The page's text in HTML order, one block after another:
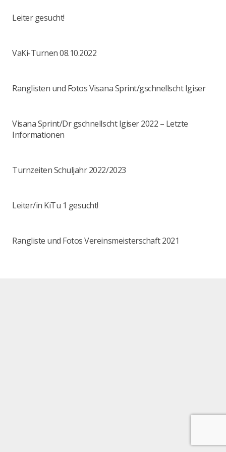
Leiter gesucht!
VaKi-Turnen 08.10.2022
Ranglisten und Fotos Visana Sprint/gschnellscht Igiser
Visana Sprint/Dr gschnellscht Igiser 2022 – Letzte
Informationen
Turnzeiten Schuljahr 2022/2023
Leiter/in KiTu 1 gesucht!
Rangliste und Fotos Vereinsmeisterschaft 2021